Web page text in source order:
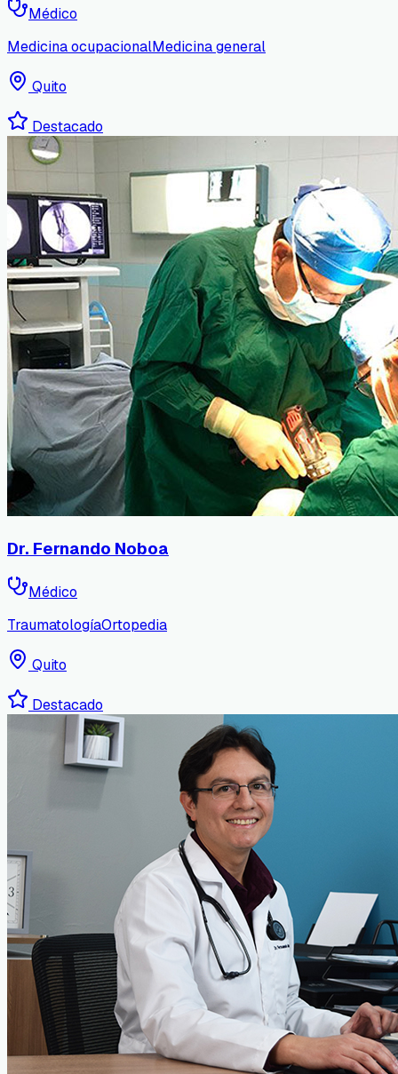
Médico
Medicina ocupacionalMedicina general
Quito
Destacado
Dr. Fernando Noboa
Médico
TraumatologíaOrtopedia
Quito
Destacado